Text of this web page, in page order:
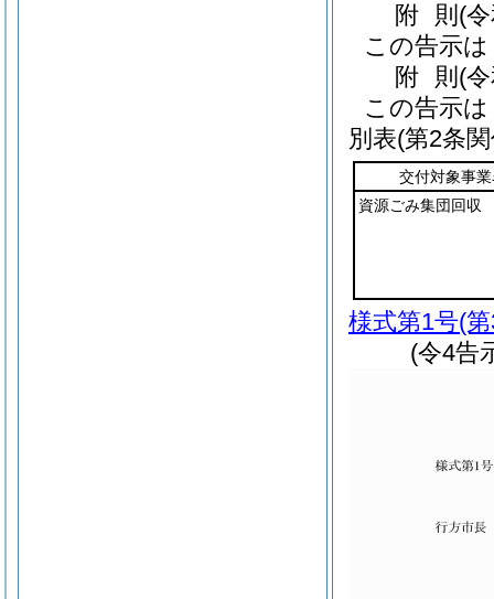
附 則 (
この告示
附 則 (
この告示
別表(第2条
交付対象事
資源ごみ集団回収
様式第1号(
(令4告